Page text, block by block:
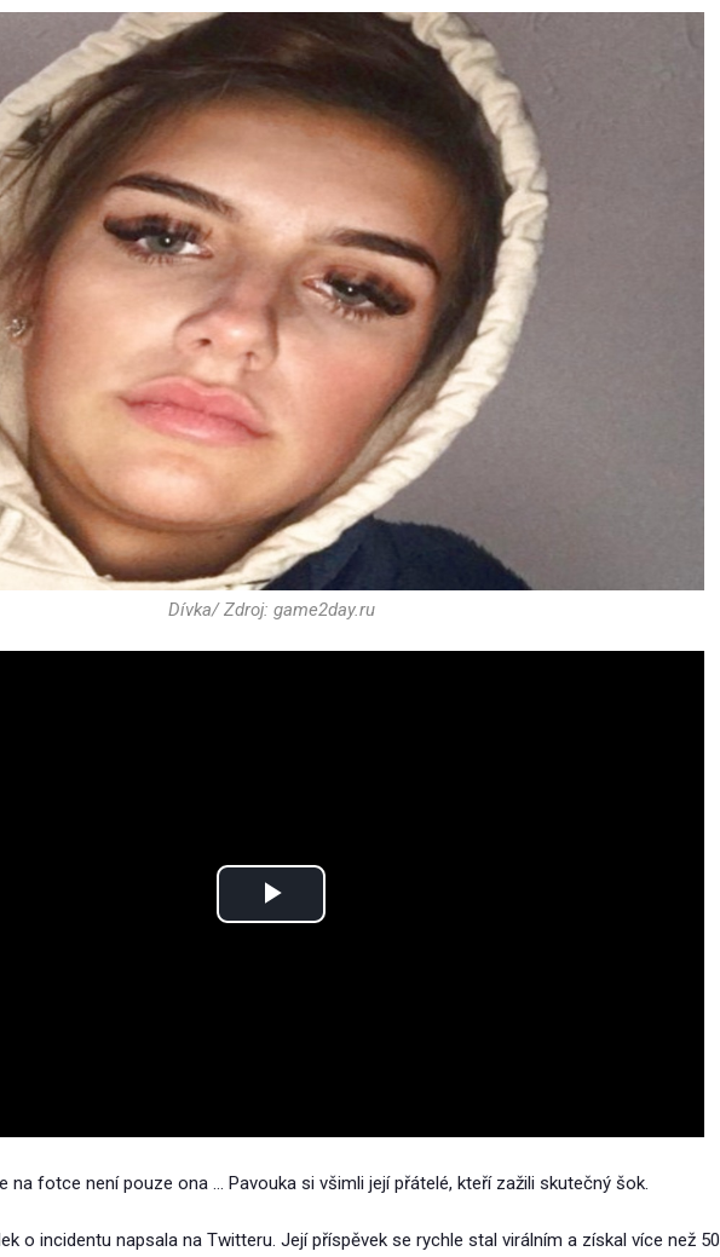
Dívka/ Zdroj: game2day.ru
Play
na fotce není pouze ona … Pavouka si všimli její přátelé, kteří zažili skutečný šok.
o incidentu napsala na Twitteru. Její příspěvek se rychle stal virálním a získal více než 50